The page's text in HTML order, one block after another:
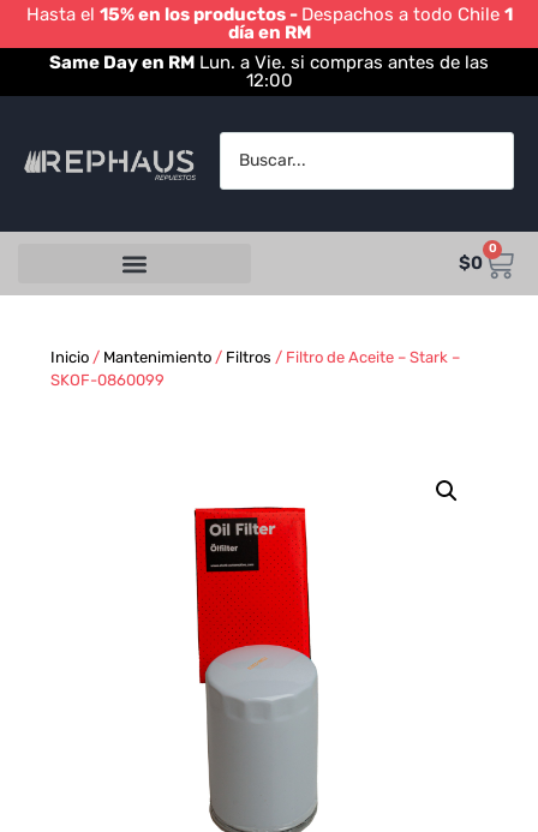
Hasta el 15% en los productos - Despachos a todo Chile 1
día en RM
Same Day en RM Lun. a Vie. si compras antes de las
12:00
$0
0
Inicio / Mantenimiento / Filtros / Filtro de Aceite – Stark –
SKOF-0860099